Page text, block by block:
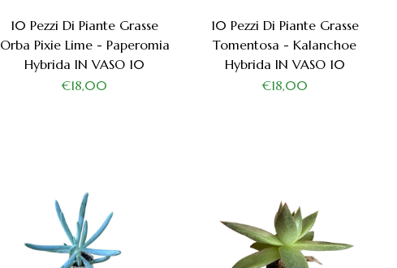
10 Pezzi Di Piante Grasse
Orba Pixie Lime - Paperomia
Hybrida IN VASO 10
€18,00
10 Pezzi Di Piante Grasse
Tomentosa - Kalanchoe
Hybrida IN VASO 10
€18,00